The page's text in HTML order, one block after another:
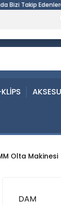
Takip Edenlere
Olta Makinesi
DAM